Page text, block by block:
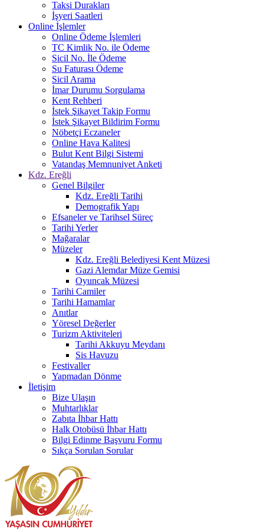
Taksi Durakları
İşyeri Saatleri
Online İşlemler
Online Ödeme İşlemleri
TC Kimlik No. ile Ödeme
Sicil No. İle Ödeme
Su Faturası Ödeme
Sicil Arama
İmar Durumu Sorgulama
Kent Rehberi
İstek Şikayet Takip Formu
İstek Şikayet Bildirim Formu
Nöbetçi Eczaneler
Online Hava Kalitesi
Bulut Kent Bilgi Sistemi
Vatandaş Memnuniyet Anketi
Kdz. Ereğli
Genel Bilgiler
Kdz. Ereğli Tarihi
Demografik Yapı
Efsaneler ve Tarihsel Süreç
Tarihi Yerler
Mağaralar
Müzeler
Kdz. Ereğli Belediyesi Kent Müzesi
Gazi Alemdar Müze Gemisi
Oyuncak Müzesi
Tarihi Camiler
Tarihi Hamamlar
Anıtlar
Yöresel Değerler
Turizm Aktiviteleri
Tarihi Akkuyu Meydanı
Sis Havuzu
Festivaller
Yapmadan Dönme
İletişim
Bize Ulaşın
Muhtarlıklar
Zabıta İhbar Hattı
Halk Otobüsü İhbar Hattı
Bilgi Edinme Başvuru Formu
Sıkça Sorulan Sorular